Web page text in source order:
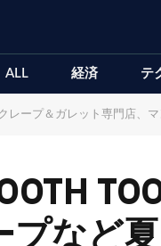
ALL 経済 テ
レープ＆ガレット専門店、
プなど